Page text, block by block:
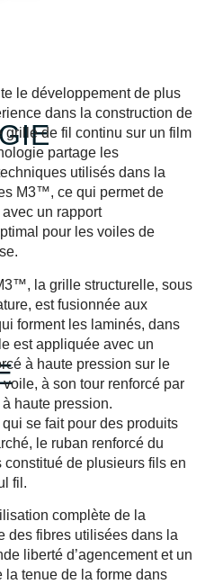
le développement de plus
dans la construction de
grille de fil continu sur un film
partage les
utilisés dans la
M3™, ce qui permet de
un rapport
pour les voiles de
la grille structurelle, sous
est fusionnée aux
forment les laminés, dans
est appliquée avec un
à haute pression sur le
à son tour renforcé par
haute pression.
se fait pour des produits
le ruban renforcé du
de plusieurs fils en
fil.
complète de la
des fibres utilisées dans la
liberté d’agencement et un
la tenue de la forme dans